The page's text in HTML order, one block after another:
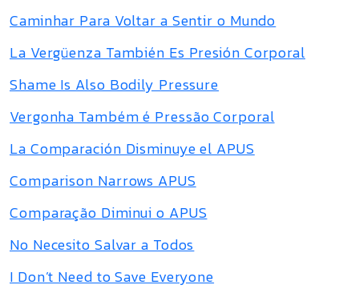
Caminhar Para Voltar a Sentir o Mundo
La Vergüenza También Es Presión Corporal
Shame Is Also Bodily Pressure
Vergonha Também é Pressão Corporal
La Comparación Disminuye el APUS
Comparison Narrows APUS
Comparação Diminui o APUS
No Necesito Salvar a Todos
I Don’t Need to Save Everyone